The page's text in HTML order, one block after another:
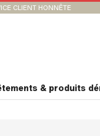
CLIENT HONNÊTE
& produits